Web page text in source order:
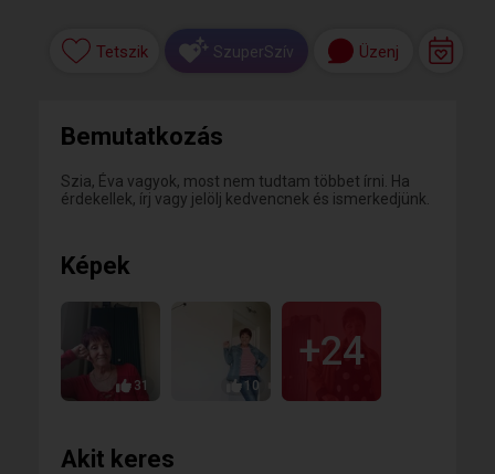
Tetszik SzuperSzív Üzenj
Bemutatkozás
Szia, Éva vagyok, most nem tudtam többet írni. Ha
érdekellek, írj vagy jelölj kedvencnek és ismerkedjünk.
Képek
31 10
+24
Akit keres